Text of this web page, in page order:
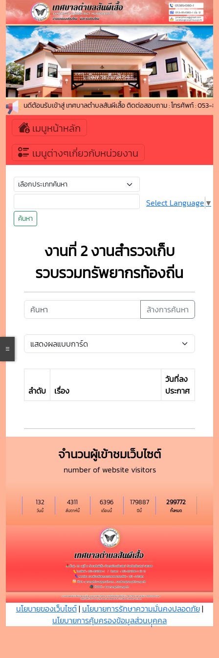
ยินดีต้อนรับเข้าสู่ เทศบาลตำบลสันผีเสื้อ ติดต่อสอบถาม : โทรศัพท์ : 053-
เมนูหน้าหลัก
เมนูต่างๆเกี่ยวกับหน่วยงาน
ค้นหา
Select Language ▼
งานที่ 2 งานสำรวจเก็บ
รวบรวมทรัพยากรท้องถิ่น
ล้างการค้นหา
ลำดับ เรื่อง
วันที่ลง
ประกาศ
จำนวนผู้เข้าชมเว็บไซต์
number of website visitors
วันนี้
132
สัปดาห์นี้
4311
เดือนนี้
6396
ปีนี้
179887
ทั้งหมด
299772
นโยบายของเว็บไซต์| นโยบายการรักษาความมั่นคงปลอดภัย|
นโยบายการคุ้มครองข้อมูลส่วนบุุคคล